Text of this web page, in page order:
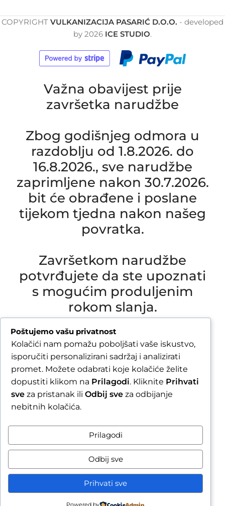
COPYRIGHT VULKANIZACIJA PASARIĆ D.O.O. - developed
by 2026 ICE STUDIO.
Važna obavijest prije
završetka narudžbe
Zbog godišnjeg odmora u
razdoblju od 1.8.2026. do
16.8.2026., sve narudžbe
zaprimljene nakon 30.7.2026.
bit će obrađene i poslane
tijekom tjedna nakon našeg
povratka.
Završetkom narudžbe
potvrđujete da ste upoznati
s mogućim produljenim
rokom slanja.
Due to our annual holiday from 1 August 2026 to
16 August 2026, all orders received after 30 July
2026 will be processed and shipped during the
week following our return.
By completing your order, you confirm that you
are aware of the possible extended shipping
Zatvori obavijest / Close
Poštujemo vašu privatnost
Kolačići nam pomažu poboljšati vaše iskustvo,
isporučiti personalizirani sadržaj i analizirati
promet. Možete odabrati koje kolačiće želite
dopustiti klikom na Prilagodi. Kliknite Prihvati
sve za pristanak ili Odbij sve za odbijanje
nebitnih kolačića.
Prilagodi
Odbij sve
Prihvati sve
Powered by
Raskid ugovora